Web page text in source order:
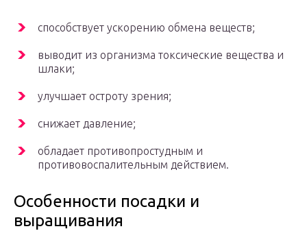
способствует ускорению обмена веществ;
выводит из организма токсические вещества и
шлаки;
улучшает остроту зрения;
снижает давление;
обладает противопростудным и
противовоспалительным действием.
Особенности посадки и
выращивания